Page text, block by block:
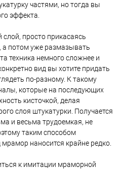
частями, но тогда вы
эффекта.
просто прикасаясь
а потом уже размазывать
техника немного сложнее и
вид вы хотите придать
по-разному. К такому
которые на последующих
кисточкой, делая
слоя штукатурки. Получается
и весьма трудоемкая, не
таким способом
наносится крайне редко.
к имитации мраморной